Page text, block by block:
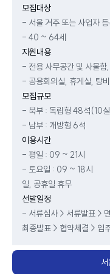
모집대상
- 40 ~ 64세
지원내용
- 전용 사무공간 및 사물함
- 공용회의실, 휴게실, 탕
모집규모
- 북부 : 독립형 48석(10
- 남부 : 개방형 6석
이용시간
- 평일 : 09 ~ 21시
- 토요일 : 09 ~ 18시
일, 공휴일 휴무
선발일정
- 서류심사 > 서류발표 >
최종발표 > 협약체결 >